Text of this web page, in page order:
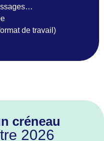
de travail)
créneau
2026